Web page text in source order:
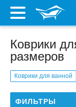
Коврики
размеров
Коврики для ванной
ФИЛЬТРЫ